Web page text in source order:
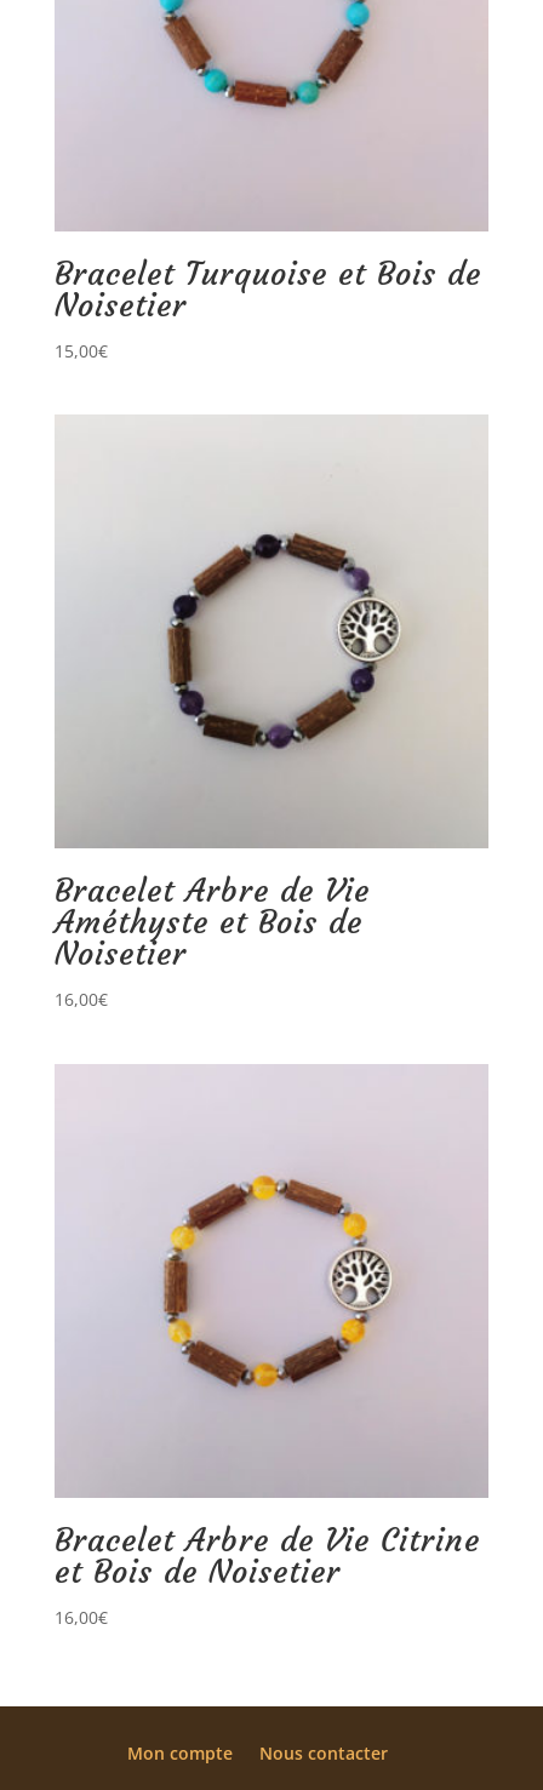
Bracelet Turquoise et Bois de
Noisetier
15,00€
Bracelet Arbre de Vie
Améthyste et Bois de
Noisetier
16,00€
Bracelet Arbre de Vie Citrine
et Bois de Noisetier
16,00€
Mon compte Nous contacter